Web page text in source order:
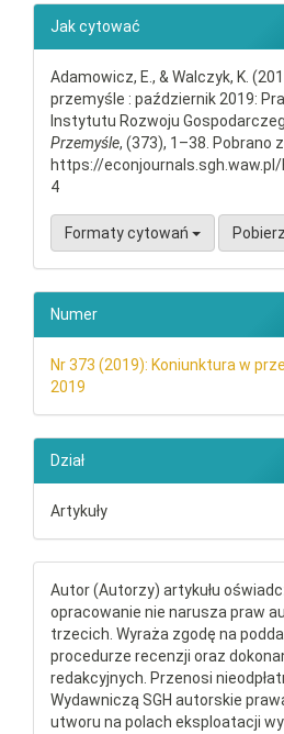
Jak cytować
Adamowicz, E., & Walczyk, K.
przemyśle : październik 2019:
Instytutu Rozwoju
Przemyśle, (373), 1–38. Pobrano z
https://
4
Formaty cytowań
Numer
Nr 373 (2019): Koniunktura w
2019
Dział
Artykuły
Autor (Autorzy) artykułu
opracowanie nie narusza praw
trzecich. Wyraża zgodę na
procedurze recenzji oraz
redakcyjnych. Przenosi
Wydawniczą SGH autorskie
utworu na polach eksploatacji